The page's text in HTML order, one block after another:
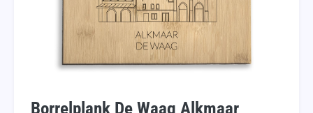
Borrelplank De Waag Alkmaar